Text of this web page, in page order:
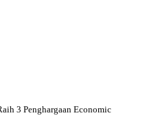
3 Penghargaan Economic